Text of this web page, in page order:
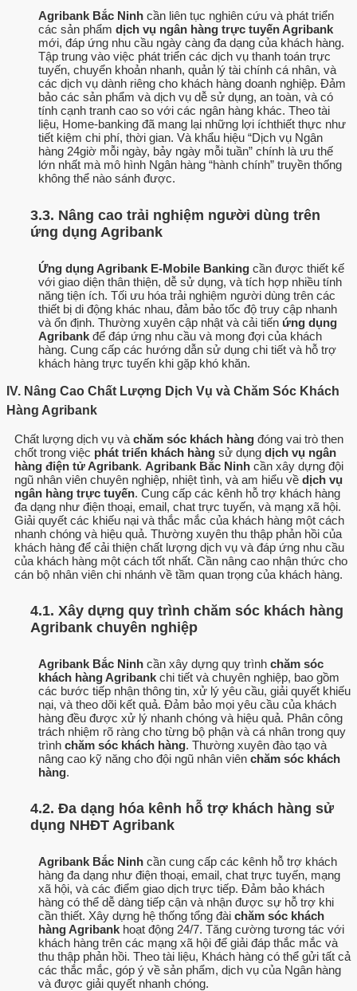
Agribank Bắc Ninh cần liên tục nghiên cứu và phát triển
các sản phẩm dịch vụ ngân hàng trực tuyến Agribank
mới, đáp ứng nhu cầu ngày càng đa dạng của khách hàng.
Tập trung vào việc phát triển các dịch vụ thanh toán trực
tuyến, chuyển khoản nhanh, quản lý tài chính cá nhân, và
các dịch vụ dành riêng cho khách hàng doanh nghiệp. Đảm
bảo các sản phẩm và dịch vụ dễ sử dụng, an toàn, và có
tính cạnh tranh cao so với các ngân hàng khác. Theo tài
liệu, Home-banking đã mang lại những lợi íchthiết thực như
tiết kiệm chi phí, thời gian. Và khẩu hiệu “Dịch vụ Ngân
hàng 24giờ mỗi ngày, bảy ngày mỗi tuần” chính là ưu thế
lớn nhất mà mô hình Ngân hàng “hành chính” truyền thống
không thể nào sánh được.
3.3. Nâng cao trải nghiệm người dùng trên
ứng dụng Agribank
Ứng dụng Agribank E-Mobile Banking cần được thiết kế
với giao diện thân thiện, dễ sử dụng, và tích hợp nhiều tính
năng tiện ích. Tối ưu hóa trải nghiệm người dùng trên các
thiết bị di động khác nhau, đảm bảo tốc độ truy cập nhanh
và ổn định. Thường xuyên cập nhật và cải tiến ứng dụng
Agribank để đáp ứng nhu cầu và mong đợi của khách
hàng. Cung cấp các hướng dẫn sử dụng chi tiết và hỗ trợ
khách hàng trực tuyến khi gặp khó khăn.
IV. Nâng Cao Chất Lượng Dịch Vụ và Chăm Sóc Khách
Hàng Agribank
Chất lượng dịch vụ và chăm sóc khách hàng đóng vai trò then
chốt trong việc phát triển khách hàng sử dụng dịch vụ ngân
hàng điện tử Agribank. Agribank Bắc Ninh cần xây dựng đội
ngũ nhân viên chuyên nghiệp, nhiệt tình, và am hiểu về dịch vụ
ngân hàng trực tuyến. Cung cấp các kênh hỗ trợ khách hàng
đa dạng như điện thoại, email, chat trực tuyến, và mạng xã hội.
Giải quyết các khiếu nại và thắc mắc của khách hàng một cách
nhanh chóng và hiệu quả. Thường xuyên thu thập phản hồi của
khách hàng để cải thiện chất lượng dịch vụ và đáp ứng nhu cầu
của khách hàng một cách tốt nhất. Cần nâng cao nhận thức cho
cán bộ nhân viên chi nhánh về tầm quan trọng của khách hàng.
4.1. Xây dựng quy trình chăm sóc khách hàng
Agribank chuyên nghiệp
Agribank Bắc Ninh cần xây dựng quy trình chăm sóc
khách hàng Agribank chi tiết và chuyên nghiệp, bao gồm
các bước tiếp nhận thông tin, xử lý yêu cầu, giải quyết khiếu
nại, và theo dõi kết quả. Đảm bảo mọi yêu cầu của khách
hàng đều được xử lý nhanh chóng và hiệu quả. Phân công
trách nhiệm rõ ràng cho từng bộ phận và cá nhân trong quy
trình chăm sóc khách hàng. Thường xuyên đào tạo và
nâng cao kỹ năng cho đội ngũ nhân viên chăm sóc khách
hàng.
4.2. Đa dạng hóa kênh hỗ trợ khách hàng sử
dụng NHĐT Agribank
Agribank Bắc Ninh cần cung cấp các kênh hỗ trợ khách
hàng đa dạng như điện thoại, email, chat trực tuyến, mạng
xã hội, và các điểm giao dịch trực tiếp. Đảm bảo khách
hàng có thể dễ dàng tiếp cận và nhận được sự hỗ trợ khi
cần thiết. Xây dựng hệ thống tổng đài chăm sóc khách
hàng Agribank hoạt động 24/7. Tăng cường tương tác với
khách hàng trên các mạng xã hội để giải đáp thắc mắc và
thu thập phản hồi. Theo tài liệu, Khách hàng có thể gửi tất cả
các thắc mắc, góp ý về sản phẩm, dịch vụ của Ngân hàng
và được giải quyết nhanh chóng.